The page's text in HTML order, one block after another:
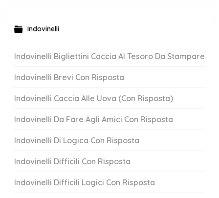
Indovinelli
Indovinelli Bigliettini Caccia Al Tesoro Da Stampare
Indovinelli Brevi Con Risposta
Indovinelli Caccia Alle Uova (Con Risposta)
Indovinelli Da Fare Agli Amici Con Risposta
Indovinelli Di Logica Con Risposta
Indovinelli Difficili Con Risposta
Indovinelli Difficili Logici Con Risposta